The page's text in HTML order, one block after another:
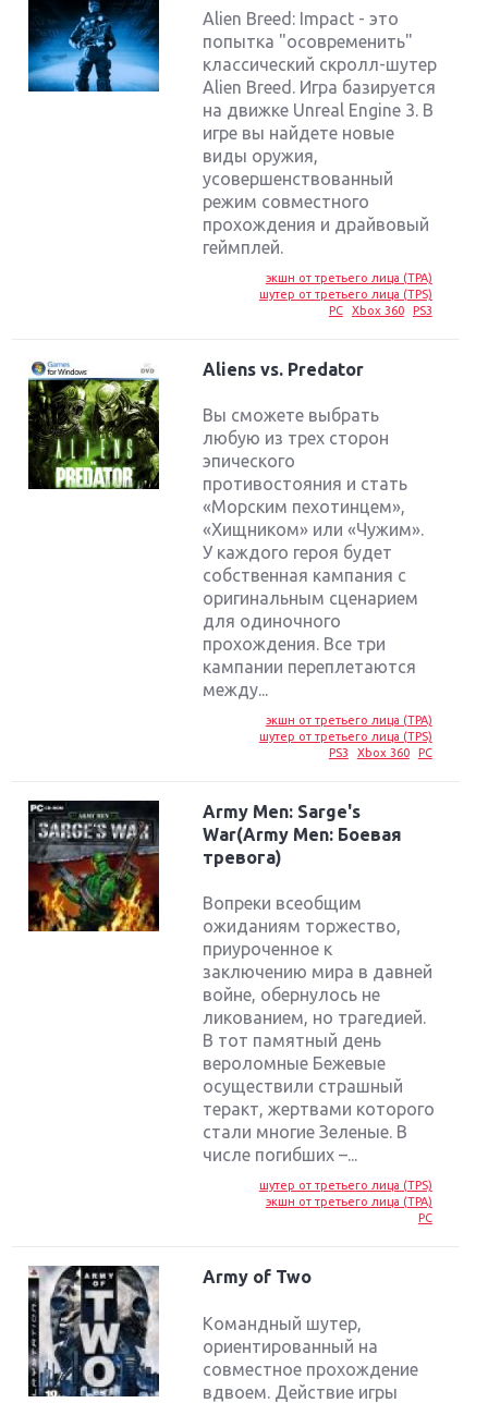
Alien Breed: Impact - это
попытка "осовременить"
классический скролл-шутер
Alien Breed. Игра базируется
на движке Unreal Engine 3. В
игре вы найдете новые
виды оружия,
усовершенствованный
режим совместного
прохождения и драйвовый
геймплей.
экшн от третьего лица (TPA)
шутер от третьего лица (TPS)
PC
Xbox 360 PS3
Aliens vs. Predator
Вы сможете выбрать
любую из трех сторон
эпического
противостояния и стать
«Морским пехотинцем»,
«Хищником» или «Чужим».
У каждого героя будет
собственная кампания с
оригинальным сценарием
для одиночного
прохождения. Все три
кампании переплетаются
между...
экшн от третьего лица (TPA)
шутер от третьего лица (TPS)
PS3
Xbox 360 PC
Army Men: Sarge's
War(Army Men: Боевая
тревога)
Вопреки всеобщим
ожиданиям торжество,
приуроченное к
заключению мира в давней
войне, обернулось не
ликованием, но трагедией.
В тот памятный день
вероломные Бежевые
осуществили страшный
теракт, жертвами которого
стали многие Зеленые. В
числе погибших –...
шутер от третьего лица (TPS)
экшн от третьего лица (TPA)
PC
Army of Two
Командный шутер,
ориентированный на
совместное прохождение
вдвоем. Действие игры